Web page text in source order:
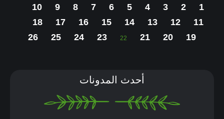
1
2
3
4
5
6
7
8
9
10
11
12
13
14
15
16
17
18
19
20
21
22
23
24
25
26
أحدث المدونات